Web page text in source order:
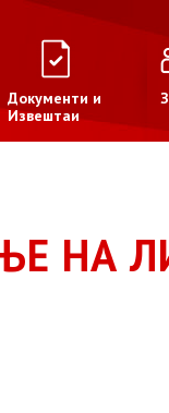
Документи и
Извештаи
НА